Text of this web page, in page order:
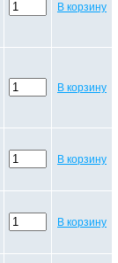
В корзину
В корзину
В корзину
В корзину